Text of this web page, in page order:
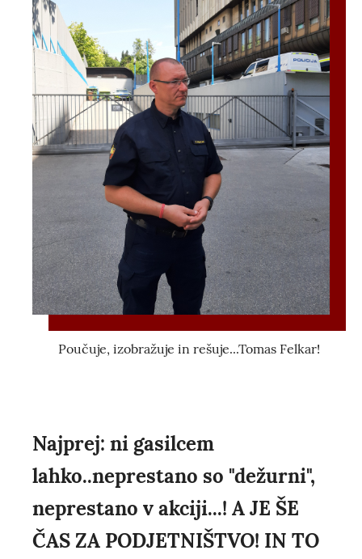
Poučuje, izobražuje in rešuje...Tomas Felkar!
Najprej: ni gasilcem
lahko..neprestano so "dežurni",
neprestano v akciji...! A JE ŠE
ČAS ZA PODJETNIŠTVO! IN TO